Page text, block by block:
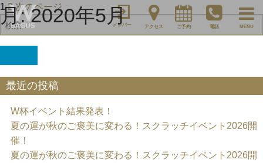
メンバー アクセス ご予約 電話 MENU
月:2020年5月
投
稿
の
ー
ジ
送
ペ
ー
ジ
1ペ
ー
ジ
2 次のページ
検
索
対
索
最近の投稿
W杯イベント結果発表！
夏の運が秋のご褒美に変わる！スクラッチイベント2026開
催！
夏の運が秋のご褒美に変わる！スクラッチイベント2026開